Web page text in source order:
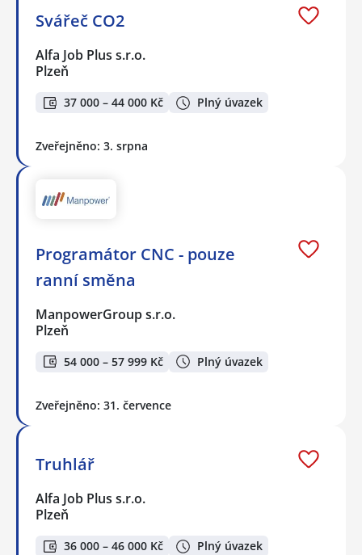
Svářeč CO2
Alfa Job Plus s.r.o.
Plzeň
37 000 – 44 000 Kč Plný úvazek
Zveřejněno: 3. srpna
Programátor CNC - pouze
ranní směna
ManpowerGroup s.r.o.
Plzeň
54 000 – 57 999 Kč Plný úvazek
Zveřejněno: 31. července
Truhlář
Alfa Job Plus s.r.o.
Plzeň
36 000 – 46 000 Kč
Plný úvazek